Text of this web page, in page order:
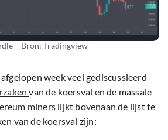
– Bron: Tradingview
week veel gediscussieerd
van de koersval en de massale
miners lijkt bovenaan de lijst te
van de koersval zijn: